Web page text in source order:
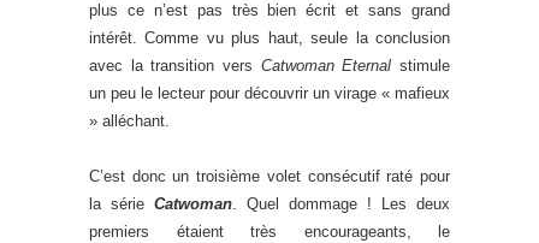
plus ce n’est pas très bien écrit et sans grand
intérêt. Comme vu plus haut, seule la conclusion
avec la transition vers Catwoman Eternal stimule
un peu le lecteur pour découvrir un virage « mafieux
» alléchant.
C’est donc un troisième volet consécutif raté pour
la série Catwoman. Quel dommage ! Les deux
premiers étaient très encourageants, le